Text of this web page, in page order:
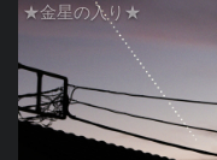
★金星の入り★